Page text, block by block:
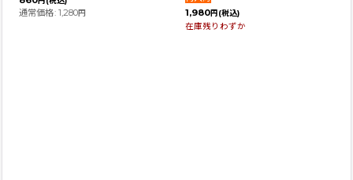
通常価格: 1,280円 1,980円 (税込)
在庫残りわずか